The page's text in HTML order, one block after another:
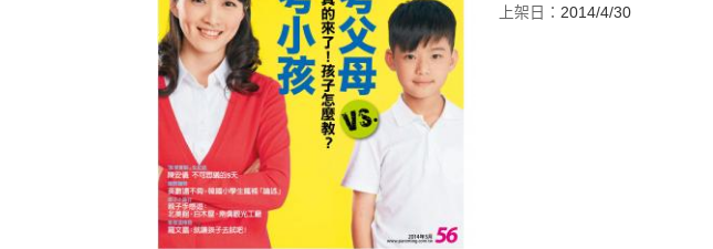
上架日： 2014/4/30